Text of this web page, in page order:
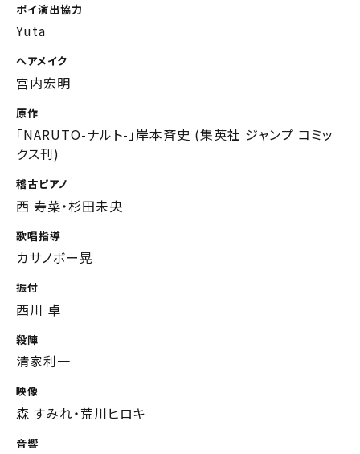
ポイ演出協力
Yuta
ヘアメイク
宮内宏明
原作
「NARUTO-ナルト-」岸本斉史 (集英社 ジャンプ コミッ
クス刊)
稽古ピアノ
西 寿菜・杉田未央
歌唱指導
カサノボー晃
振付
西川 卓
殺陣
清家利一
映像
森 すみれ・荒川ヒロキ
音響